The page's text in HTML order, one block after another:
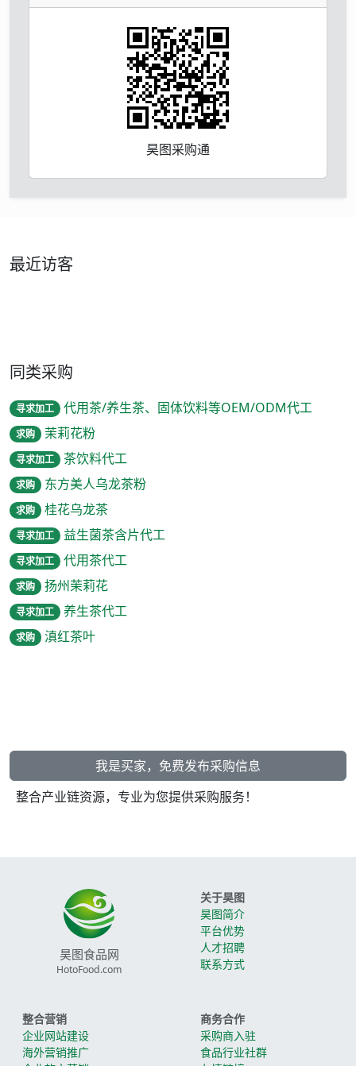
昊图采购通
最近访客
同类采购
寻求加工 代用茶/养生茶、固体饮料等OEM/ODM代工
求购 茉莉花粉
寻求加工 茶饮料代工
求购 东方美人乌龙茶粉
求购 桂花乌龙茶
寻求加工 益生菌茶含片代工
寻求加工 代用茶代工
求购 扬州茉莉花
寻求加工 养生茶代工
求购 滇红茶叶
我是买家，免费发布采购信息
整合产业链资源，专业为您提供采购服务！
昊图食品网
HotoFood.com
关于昊图
昊图简介
平台优势
人才招聘
联系方式
整合营销
企业网站建设
海外营销推广
商务合作
采购商入驻
食品行业社群